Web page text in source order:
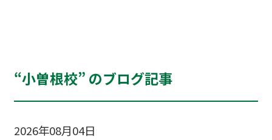
“小曽根校” のブログ記事
2026年08月04日